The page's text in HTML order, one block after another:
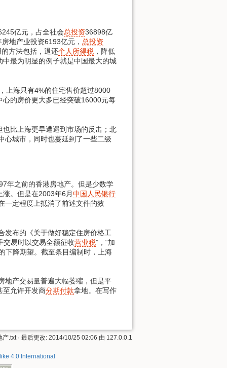
亿元，占全社会总投资36898亿
地产业投资6193亿元， 总投资
方法包括，退还个人所得税 ，降低
最为明显的例子就是中国最大的城
海只有4%的住宅售价超过8000
的房价更大多已经突破16000元每
比上海更早遭遇到市场的反击；北
心城市，同时也蔓延到了一些二级
年之前的香港房地产。但是少数学
。但是在2003年6月中国人民银行
一定程度上抵消了前述文件的效
布的《关于做好稳定住房价格工
交易时以交易全额征收营业税”，“加
下降期望。截至条目编制时，上海
地产交易量普遍大幅萎缩，但是平
至允许开发商分期付款拿地。在写作
产.txt· 最后更改: 2014/10/25 02:06 由 127.0.0.1
4.0 International